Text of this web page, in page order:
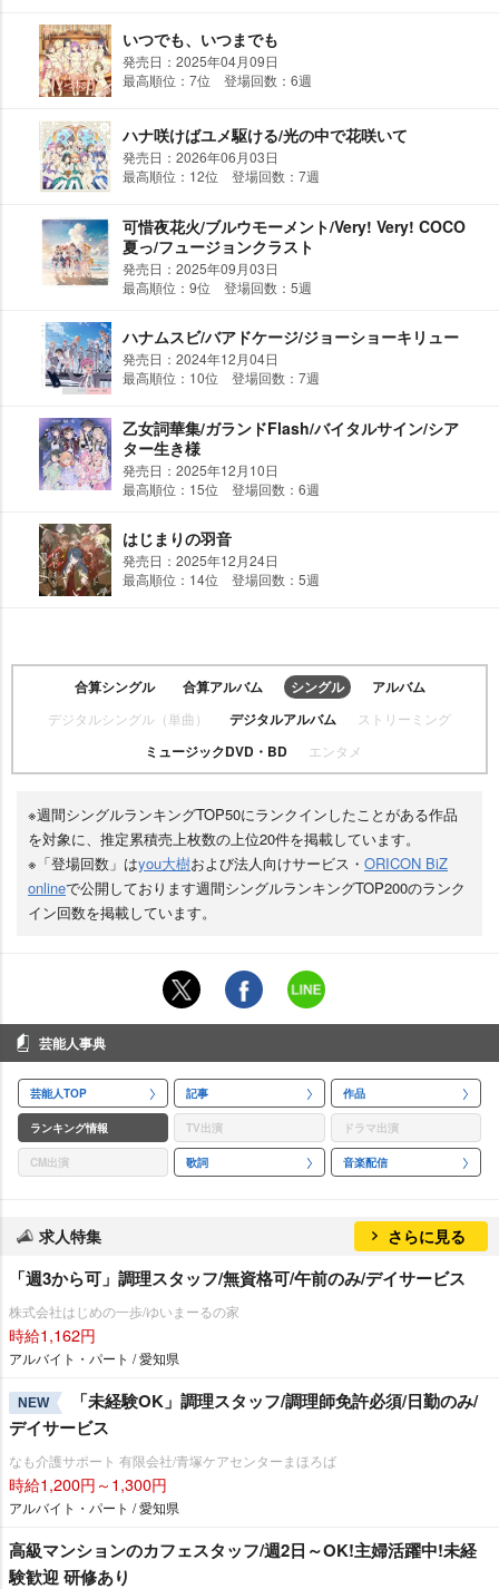
いつでも、いつまでも
発売日：2025年04月09日
最高順位：7位 登場回数：6週
ハナ咲けばユメ駆ける/光の中で花咲いて
発売日：2026年06月03日
最高順位：12位 登場回数：7週
可惜夜花火/ブルウモーメント/Very! Very! COCO
夏っ/フュージョンクラスト
発売日：2025年09月03日
最高順位：9位 登場回数：5週
ハナムスビ/バアドケージ/ジョーショーキリュー
発売日：2024年12月04日
最高順位：10位 登場回数：7週
乙女詞華集/ガランドFlash/バイタルサイン/シア
ター生き様
発売日：2025年12月10日
最高順位：15位 登場回数：6週
はじまりの羽音
発売日：2025年12月24日
最高順位：14位 登場回数：5週
合算シングル 合算アルバム シングル アルバム
デジタルシングル（単曲） デジタルアルバム ストリーミング
ミュージックDVD・BD エンタメ
※週間シングルランキングTOP50にランクインしたことがある作品
を対象に、推定累積売上枚数の上位20件を掲載しています。
※「登場回数」はyou大樹および法人向けサービス・ ORICON BiZ
onlineで公開しております週間シングルランキングTOP200のランク
イン回数を掲載しています。
芸能人事典
芸能人TOP 記事 作品
ランキング情報 TV出演 ドラマ出演
CM出演 歌詞 音楽配信
求人特集 さらに見る
「週3から可」調理スタッフ/無資格可/午前のみ/デイサービス
株式会社はじめの一歩/ゆいまーるの家
時給1,162円
アルバイト・パート / 愛知県
NEW
「未経験OK」調理スタッフ/調理師免許必須/日勤のみ/
デイサービス
なも介護サポート 有限会社/青塚ケアセンターまほろば
時給1,200円～1,300円
アルバイト・パート / 愛知県
高級マンションのカフェスタッフ/週2日～OK!主婦活躍中!未経
験歓迎 研修あり